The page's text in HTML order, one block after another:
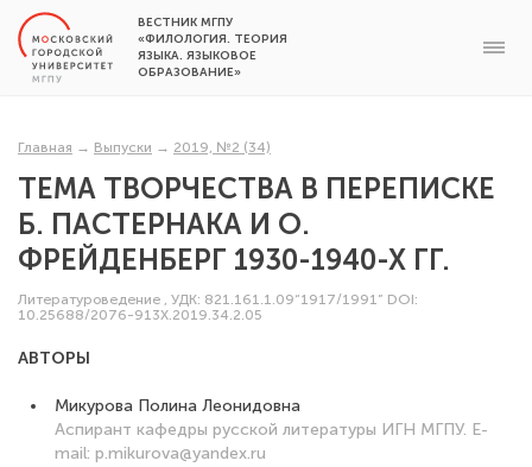
ВЕСТНИК МГПУ
«ФИЛОЛОГИЯ. ТЕОРИЯ
ЯЗЫКА. ЯЗЫКОВОЕ
ОБРАЗОВАНИЕ»
Главная → Выпуски → 2019, №2 (34)
ТЕМА ТВОРЧЕСТВА В ПЕРЕПИСКЕ
Б. ПАСТЕРНАКА И О.
ФРЕЙДЕНБЕРГ 1930-1940-Х ГГ.
Литературоведение , УДК: 821.161.1.09“1917/1991” DOI:
10.25688/2076-913X.2019.34.2.05
АВТОРЫ
Микурова Полина Леонидовна
Аспирант кафедры русской литературы ИГН МГПУ. E-
mail: p.mikurova@yandex.ru